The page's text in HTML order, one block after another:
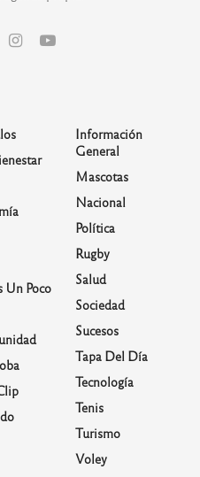
Un Poco
Información
General
Mascotas
Nacional
Política
Rugby
Salud
Sociedad
Sucesos
Tapa Del Día
Tecnología
Tenis
Turismo
Voley